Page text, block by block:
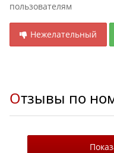
пользователям
Нежелательный
Отзывы по